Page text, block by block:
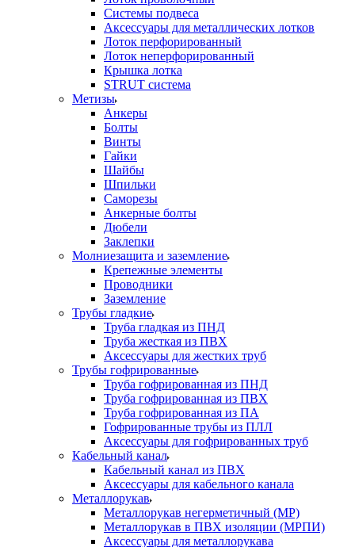
Системы подвеса
Аксессуары для металлических лотков
Лоток перфорированный
Лоток неперфорированный
Крышка лотка
STRUT система
Метизы
Анкеры
Болты
Винты
Гайки
Шайбы
Шпильки
Саморезы
Анкерные болты
Дюбели
Заклепки
Молниезащита и заземление
Крепежные элементы
Проводники
Заземление
Трубы гладкие
Труба гладкая из ПНД
Труба жесткая из ПВХ
Аксессуары для жестких труб
Трубы гофрированные
Труба гофрированная из ПНД
Труба гофрированная из ПВХ
Труба гофрированная из ПА
Гофрированные трубы из ПЛЛ
Аксессуары для гофрированных труб
Кабельный канал
Кабельный канал из ПВХ
Аксессуары для кабельного канала
Металлорукав
Металлорукав негерметичный (МР)
Металлорукав в ПВХ изоляции (МРПИ)
Аксессуары для металлорукава